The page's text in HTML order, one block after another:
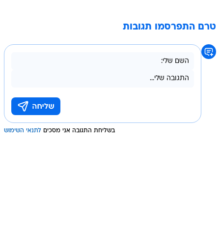
טרם התפרסמו תגובות
בשליחת התגובה אני מסכים לתנאי השימוש